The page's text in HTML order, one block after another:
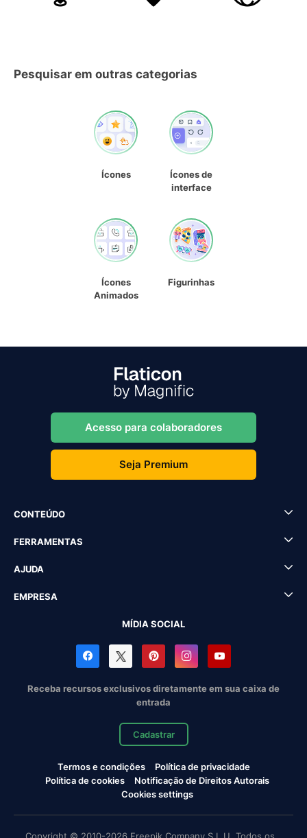
Pesquisar em outras categorias
Ícones
Ícones de
interface
Ícones
Animados
Figurinhas
Acesso para colaboradores
Seja Premium
CONTEÚDO
FERRAMENTAS
AJUDA
EMPRESA
MÍDIA SOCIAL
Receba recursos exclusivos diretamente em sua caixa de
entrada
Cadastrar
Termos e condições
Política de privacidade
Política de cookies
Notificação de Direitos Autorais
Cookies settings